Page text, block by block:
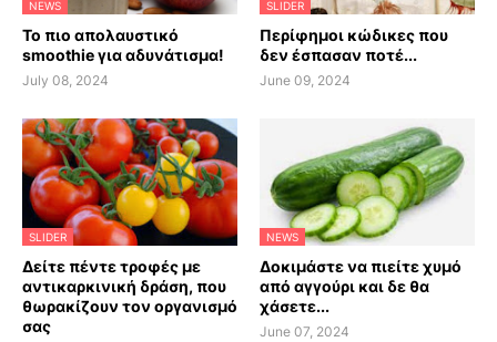
NEWS
Το πιο απολαυστικό
smoothie για αδυνάτισμα!
July 08, 2024
SLIDER
Περίφημοι κώδικες που
δεν έσπασαν ποτέ...
June 09, 2024
SLIDER
Δείτε πέντε τροφές με
αντικαρκινική δράση, που
θωρακίζουν τον οργανισμό
σας
NEWS
Δοκιμάστε να πιείτε χυμό
από αγγούρι και δε θα
χάσετε...
June 07, 2024